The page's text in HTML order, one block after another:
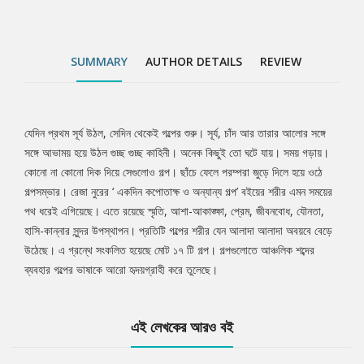
SUMMARY AUTHOR DETAILS REVIEW
Tab
Article
যেদিন প্রথম সূর্য উঠল, সেদিন থেকেই গল্পের শুরু। সূর্য, চাঁদ আর তারার আলোর সঙ্গে
সঙ্গে আভাময় হয়ে উঠল গুচ্ছ গুচ্ছ কাহিনী। অনেক কিছুই তো ঘটে যায়। সময় গড়ায়।
কোনো না কোনো দিক দিয়ে সেগুলোও গল্প। ছাঁচে ফেলে পরম্পরা জুড়ে দিলে হয়ে ওঠে
গল্পসম্ভার। রেজা নুরের ‘ একদিন কপোতাক্ষ ও অন্যান্য গল্প’ বইয়ের শরীর এমন সময়ের
পথ ধরেই এগিয়েছে। এতে রয়েছে স্মৃতি, আশা-আকাঙ্ক্ষা, প্রেম, জীবনবোধ, যৌনতা,
হাসি-কান্নার সুন্দর উপস্থাপন। প্রতিটি গল্পের শরীর যেন আলাদা আলাদা অবয়বে বেড়ে
উঠেছে। এ গ্রন্থে সংকলিত হয়েছে মোট ১৭ টি গল্প। গল্পগুলোতে আঞ্চলিক শব্দের
ব্যবহার গল্পের ভাষাকে আরো হৃদয়গ্রাহী করে তুলেছে।
এই লেখকের আরও বই